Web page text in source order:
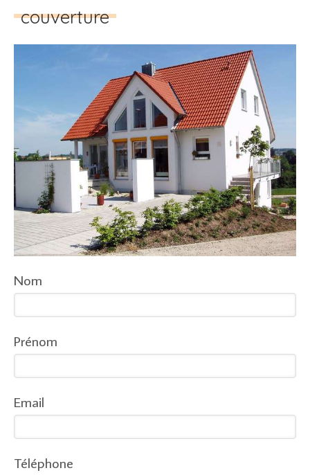
couverture
Nom
Prénom
Email
Téléphone